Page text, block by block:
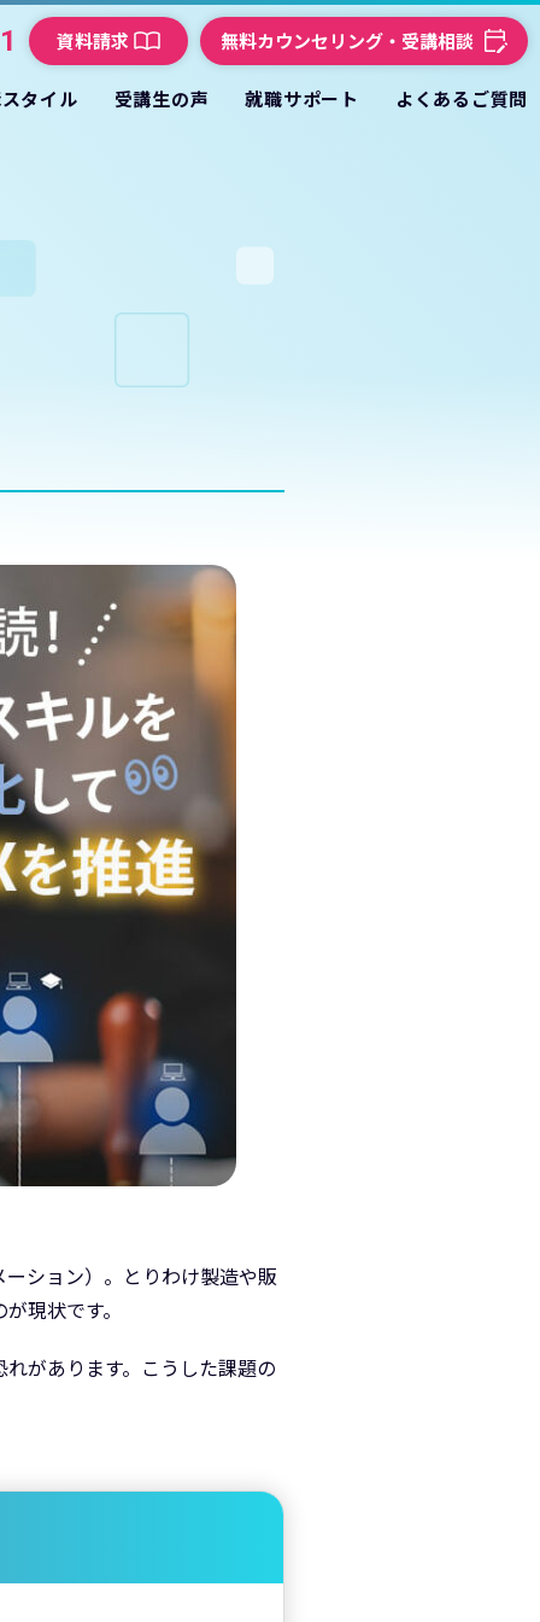
タイル 受講生の声 就職サポート よくあるご質問
資料請求 無料カウンセリング・受講相談
ション）。とりわけ製造や販
現状です。
があります。こうした課題の